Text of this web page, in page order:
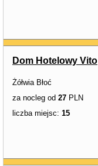
Dom Hotelowy Vito
Żółwia Błoć
za nocleg od 27 PLN
liczba miejsc: 15